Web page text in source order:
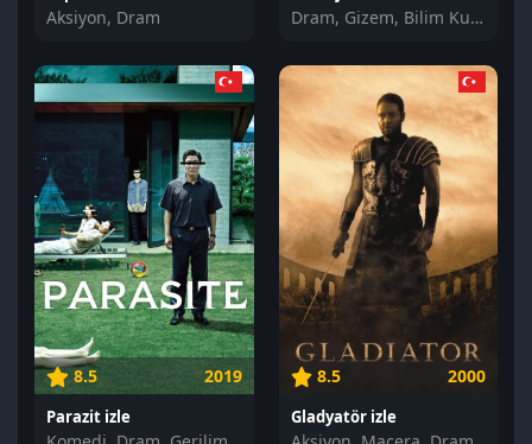
Aksiyon, Dram Dram, Gizem, Bilim Kurgu
8.5 2019
Parazit izle
8.5 2000
Gladyatör izle